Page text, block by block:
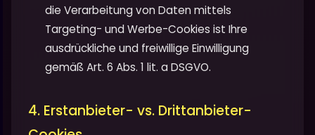
die Verarbeitung von Daten mittels
Targeting- und Werbe-Cookies ist Ihre
ausdrückliche und freiwillige Einwilligung
gemäß Art. 6 Abs. 1 lit. a DSGVO.
4. Erstanbieter- vs. Drittanbieter-